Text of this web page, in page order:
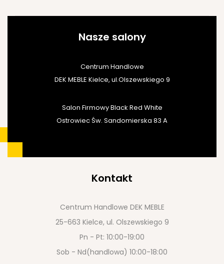
Nasze salony
Centrum Handlowe
DEK MEBLE Kielce, ul.Olszewskiego 9
Salon Firmowy Black Red White
Ostrowiec Św. Sandomierska 83 A
Kontakt
Centrum Handlowe DEK MEBLE
25-663 Kielce, ul. Olszewskiego 9
Pn - Pt: 10:00-19:00
Sob - Nd(handlowa) 10:00-18:00